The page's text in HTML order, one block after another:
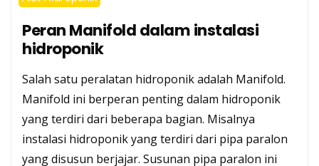
Peran Manifold dalam instalasi
hidroponik
Salah satu peralatan hidroponik adalah Manifold.
Manifold ini berperan penting dalam hidroponik
yang terdiri dari beberapa bagian. Misalnya
instalasi hidroponik yang terdiri dari pipa paralon
yang disusun berjajar. Susunan pipa paralon ini